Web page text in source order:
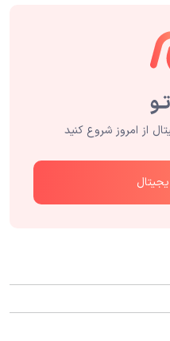
از امروز شروع کنید